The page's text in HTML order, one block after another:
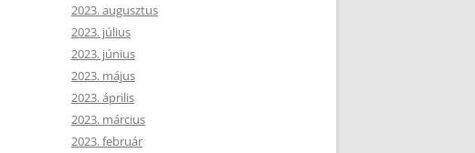
2023. augusztus
2023. július
2023. június
2023. május
2023. április
2023. március
2023. február